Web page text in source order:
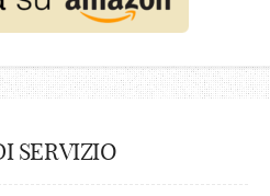
SERVIZIO